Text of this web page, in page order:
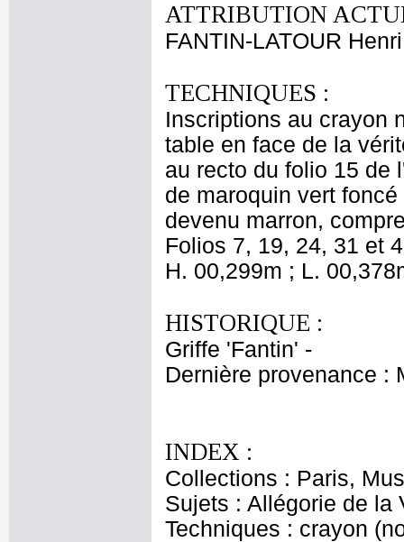
ATTRIBUTION
FANTIN-LATOUR Henri
TECHNIQUES :
Inscriptions au crayon
table en face de la
au recto du folio 15 de
de maroquin vert
devenu marron,
Folios 7, 19, 24, 31 et
H. 00,299m ; L.
HISTORIQUE :
Griffe 'Fantin' -
Dernière provenance :
INDEX :
Collections : Paris,
Sujets : Allégorie de la
Techniques : crayon